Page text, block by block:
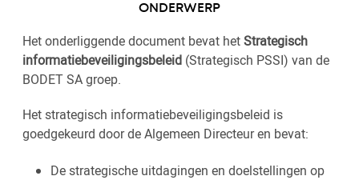
ONDERWERP
Het onderliggende document bevat hetStrategisch
informatiebeveiligingsbeleid (Strategisch PSSI) van de
BODET SA groep.
Het strategisch informatiebeveiligingsbeleid is
goedgekeurd door de Algemeen Directeur en bevat:
De strategische uitdagingen en doelstellingen op